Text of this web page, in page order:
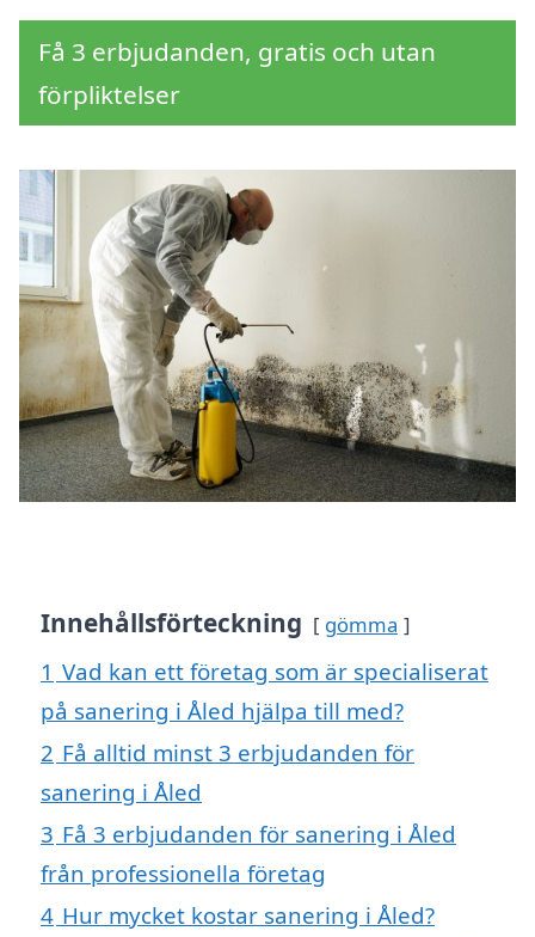
Få 3 erbjudanden, gratis och utan
förpliktelser
Innehållsförteckning gömma
1 Vad kan ett företag som är specialiserat
på sanering i Åled hjälpa till med?
2 Få alltid minst 3 erbjudanden för
sanering i Åled
3 Få 3 erbjudanden för sanering i Åled
från professionella företag
4 Hur mycket kostar sanering i Åled?